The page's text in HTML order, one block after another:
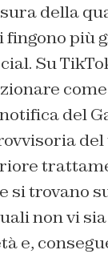
della
fingono più
Su
del
si trovano
non vi
e,